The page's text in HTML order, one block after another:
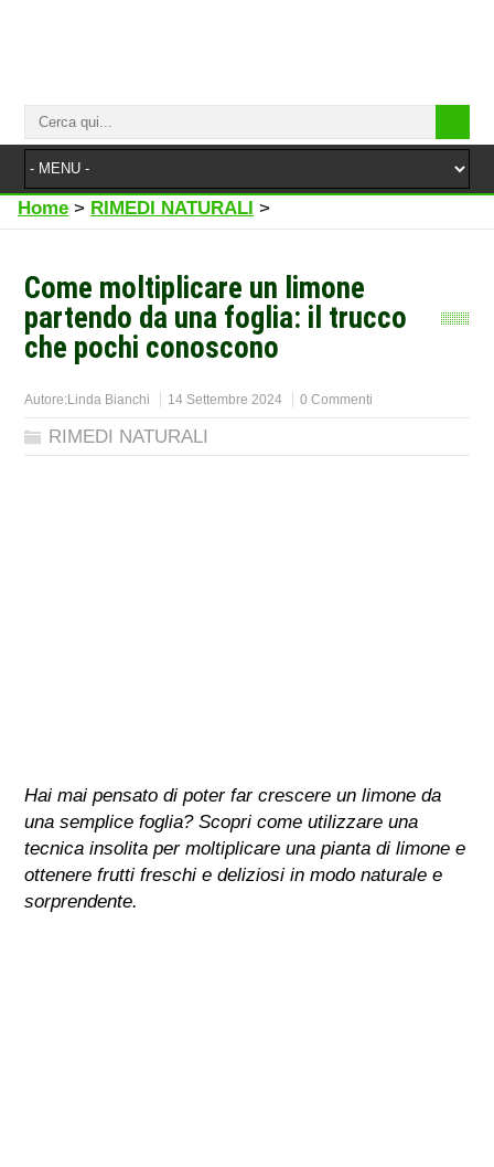
Home > RIMEDI NATURALI >
Come moltiplicare un limone
partendo da una foglia: il trucco
che pochi conoscono
Autore:Linda Bianchi 14 Settembre 2024 0 Commenti
RIMEDI NATURALI
Hai mai pensato di poter far crescere un limone da
una semplice foglia? Scopri come utilizzare una
tecnica insolita per moltiplicare una pianta di limone e
ottenere frutti freschi e deliziosi in modo naturale e
sorprendente.